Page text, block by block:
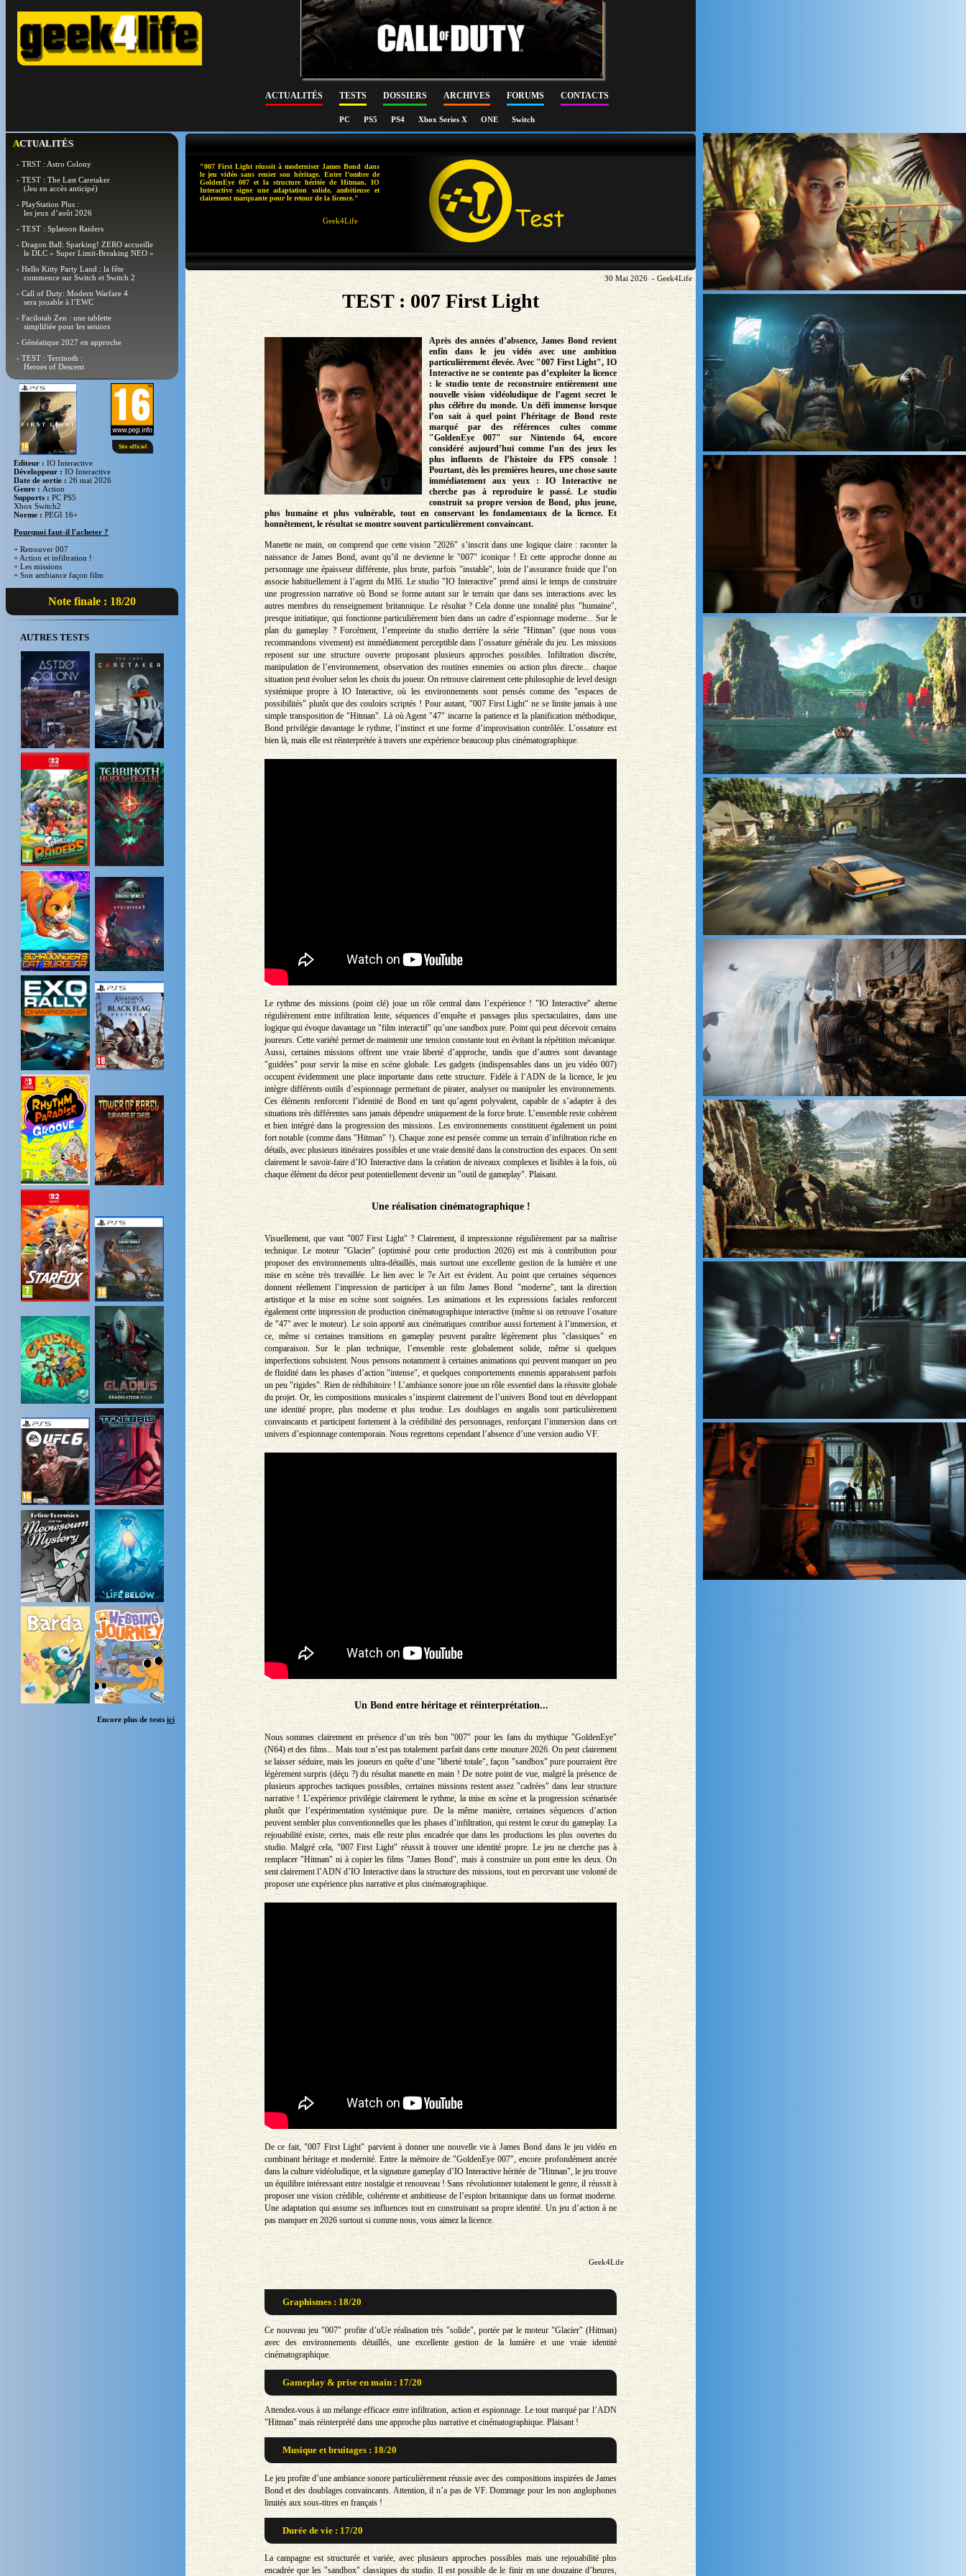
ACTUALITÉS TESTS DOSSIERS ARCHIVES FORUMS CONTACTS
PC PS5 PS4 Xbox Series X ONE Switch
ACTUALITÉS
- TRST : Astro Colony
- TEST : The Last Caretaker
(Jeu en accès anticipé)
- PlayStation Plus :
les jeux d’août 2026
- TEST : Splatoon Raiders
- Dragon Ball: Sparking! ZERO accueille
le DLC « Super Limit-Breaking NEO »
- Hello Kitty Party Land : la fête
commence sur Switch et Switch 2
- Call of Duty: Modern Warfare 4
sera jouable à l’EWC
- Facilotab Zen : une tablette
simplifiée pour les seniors
- Généatique 2027 en approche
- TEST : Terrinoth :
Heroes of Descent
Site officiel
Editeur :IO Interactive
Développeur :IO Interactive
Date de sortie :26 mai 2026
Genre : Action
Supports :PC PS5
Xbox Switch2
Norme :PEGI 16+
Pourquoi faut-il l'acheter ?
+ Retrouver 007
+ Action et infiltration !
+ Les missions
+ Son ambiance façon film
Note finale : 18/20
AUTRES TESTS
Encore plus de tests ici
"007 First Light réussit à moderniser James Bond dans
le jeu vidéo sans renier son héritage. Entre l’ombre de
GoldenEye 007 et la structure héritée de Hitman, IO
Interactive signe une adaptation solide, ambitieuse et
clairement marquante pour le retour de la licence."
Geek4Life
30 Mai 2026 - Geek4Life
TEST : 007 First Light
Après des années d’absence, James Bond revient
enfin dans le jeu vidéo avec une ambition
particulièrement élevée. Avec "007 First Light", IO
Interactive ne se contente pas d’exploiter la licence
: le studio tente de reconstruire entièrement une
nouvelle vision vidéoludique de l’agent secret le
plus célèbre du monde. Un défi immense lorsque
l’on sait à quel point l’héritage de Bond reste
marqué par des références cultes comme
"GoldenEye 007" sur Nintendo 64, encore
considéré aujourd’hui comme l’un des jeux les
plus influents de l’histoire du FPS console !
Pourtant, dès les premières heures, une chose saute
immédiatement aux yeux : IO Interactive ne
cherche pas à reproduire le passé. Le studio
construit sa propre version de Bond, plus jeune,
plus humaine et plus vulnérable, tout en conservant les fondamentaux de la licence. Et
honnêtement, le résultat se montre souvent particulièrement convaincant.
Manette ne main, on comprend que cette vision "2026" s’inscrit dans une logique claire : raconter la
naissance de James Bond, avant qu’il ne devienne le "007" iconique ! Et cette approche donne au
personnage une épaisseur différente, plus brute, parfois "instable", loin de l’assurance froide que l’on
associe habituellement à l’agent du MI6. Le studio "IO Interactive" prend ainsi le temps de construire
une progression narrative où Bond se forme autant sur le terrain que dans ses interactions avec les
autres membres du renseignement britannique. Le résultat ? Cela donne une tonalité plus "humaine",
presque initiatique, qui fonctionne particulièrement bien dans un cadre d’espionnage moderne... Sur le
plan du gameplay ? Forcément, l’empreinte du studio derrière la série "Hitman" (que nous vous
recommandons vivement) est immédiatement perceptible dans l’ossature générale du jeu. Les missions
reposent sur une structure ouverte proposant plusieurs approches possibles. Infiltration discrète,
manipulation de l’environnement, observation des routines ennemies ou action plus directe... chaque
situation peut évoluer selon les choix du joueur. On retrouve clairement cette philosophie de level design
systémique propre à IO Interactive, où les environnements sont pensés comme des "espaces de
possibilités" plutôt que des couloirs scriptés ! Pour autant, "007 First Light" ne se limite jamais à une
simple transposition de "Hitman". Là où Agent "47" incarne la patience et la planification méthodique,
Bond privilégie davantage le rythme, l’instinct et une forme d’improvisation contrôlée. L’ossature est
bien là, mais elle est réinterprétée à travers une expérience beaucoup plus cinématographique.
Le rythme des missions (point clé) joue un rôle central dans l’expérience ! "IO Interactive" alterne
régulièrement entre infiltration lente, séquences d’enquête et passages plus spectaculaires, dans une
logique qui évoque davantage un "film interactif" qu’une sandbox pure. Point qui peut décevoir certains
joureurs. Cette variété permet de maintenir une tension constante tout en évitant la répétition mécanique.
Aussi, certaines missions offrent une vraie liberté d’approche, tandis que d’autres sont davantage
"guidées" pour servir la mise en scène globale. Les gadgets (indispensables dans un jeu vidéo 007)
occupent évidemment une place importante dans cette structure. Fidèle à l’ADN de la licence, le jeu
intègre différents outils d’espionnage permettant de pirater, analyser ou manipuler les environnements.
Ces éléments renforcent l’identité de Bond en tant qu’agent polyvalent, capable de s’adapter à des
situations très différentes sans jamais dépendre uniquement de la force brute. L’ensemble reste cohérent
et bien intégré dans la progression des missions. Les environnements constituent également un point
fort notable (comme dans "Hitman" !). Chaque zone est pensée comme un terrain d’infiltration riche en
détails, avec plusieurs itinéraires possibles et une vraie densité dans la construction des espaces. On sent
clairement le savoir-faire d’IO Interactive dans la création de niveaux complexes et lisibles à la fois, où
chaque élément du décor peut potentiellement devenir un "outil de gameplay". Plaisant.
Une réalisation cinématographique !
Visuellement, que vaut "007 First Light" ? Clairement, il impressionne régulièrement par sa maîtrise
technique. Le moteur "Glacier" (optimisé pour cette production 2026) est mis à contribution pour
proposer des environnements ultra-détaillés, mais surtout une excellente gestion de la lumière et une
mise en scène très travaillée. Le lien avec le 7e Art est évident. Au point que certaines séquences
donnent réellement l’impression de participer à un film James Bond "moderne", tant la direction
artistique et la mise en scène sont soignées. Les animations et les expressions faciales renforcent
également cette impression de production cinématographique interactive (même si on retrouve l’osature
de "47" avec le moteur). Le soin apporté aux cinématiques contribue aussi fortement à l’immersion, et
ce, même si certaines transitions en gameplay peuvent paraître légèrement plus "classiques" en
comparaison. Sur le plan technique, l’ensemble reste globalement solide, même si quelques
imperfections subsistent. Nous pensons notamment à certaines animations qui peuvent manquer un peu
de fluidité dans les phases d’action "intense", et quelques comportements ennemis apparaissent parfois
un peu "rigides". Rien de rédhibitoire ! L’ambiance sonore joue un rôle essentiel dans la réussite globale
du projet. Or, les compositions musicales s’inspirent clairement de l’univers Bond tout en développant
une identité propre, plus moderne et plus tendue. Les doublages en angalis sont particulièrement
convaincants et participent fortement à la crédibilité des personnages, renforçant l’immersion dans cet
univers d’espionnage contemporain. Nous regrettons cependant l’absence d’une version audio VF.
Un Bond entre héritage et réinterprétation...
Nous sommes clairement en présence d’un très bon "007" pour les fans du mythique "GoldenEye"
(N64) et des films... Mais tout n’est pas totalement parfait dans cette mouture 2026. On peut clairement
se laisser séduire, mais les joueurs en quête d’une "liberté totale", façon "sandbox" pure pourraient être
légèrement surpris (déçu ?) du résultat manette en main ! De notre point de vue, malgré la présence de
plusieurs approches tactiques possibles, certaines missions restent assez "cadrées" dans leur structure
narrative ! L’expérience privilégie clairement le rythme, la mise en scène et la progression scénarisée
plutôt que l’expérimentation systémique pure. De la même manière, certaines séquences d’action
peuvent sembler plus conventionnelles que les phases d’infiltration, qui restent le cœur du gameplay. La
rejouabilité existe, certes, mais elle reste plus encadrée que dans les productions les plus ouvertes du
studio. Malgré cela, "007 First Light" réussit à trouver une identité propre. Le jeu ne cherche pas à
remplacer "Hitman" ni à copier les films "James Bond", mais à construire un pont entre les deux. On
sent clairement l’ADN d’IO Interactive dans la structure des missions, tout en percevant une volonté de
proposer une expérience plus narrative et plus cinématographique.
De ce fait, "007 First Light" parvient à donner une nouvelle vie à James Bond dans le jeu vidéo en
combinant héritage et modernité. Entre la mémoire de "GoldenEye 007", encore profondément ancrée
dans la culture vidéoludique, et la signature gameplay d’IO Interactive héritée de "Hitman", le jeu trouve
un équilibre intéressant entre nostalgie et renouveau ! Sans révolutionner totalement le genre, il réussit à
proposer une vision crédible, cohérente et ambitieuse de l’espion britannique dans un format moderne.
Une adaptation qui assume ses influences tout en construisant sa propre identité. Un jeu d’action à ne
pas manquer en 2026 surtout si comme nous, vous aimez la licence.
Geek4Life
Graphismes : 18/20
Ce nouveau jeu "007" profite d’uUe réalisation très "solide", portée par le moteur "Glacier" (Hitman)
avec des environnements détaillés, une excellente gestion de la lumière et une vraie identité
cinématographique.
Gameplay & prise en main : 17/20
Attendez-vous à un mélange efficace entre infiltration, action et espionnage. Le tout marqué par l’ADN
"Hitman" mais réinterprété dans une approche plus narrative et cinématographique. Plaisant !
Musique et bruitages : 18/20
Le jeu profite d’une ambiance sonore particulièrement réussie avec des compositions inspirées de James
Bond et des doublages convaincants. Attention, il n’a pas de VF. Dommage pour les non anglophones
limités aux sous-titres en français !
Durée de vie : 17/20
La campagne est structurée et variée, avec plusieurs approches possibles mais une rejouabilité plus
encadrée que les "sandbox" classiques du studio. Il est possible de le finir en une douzaine d’heures,